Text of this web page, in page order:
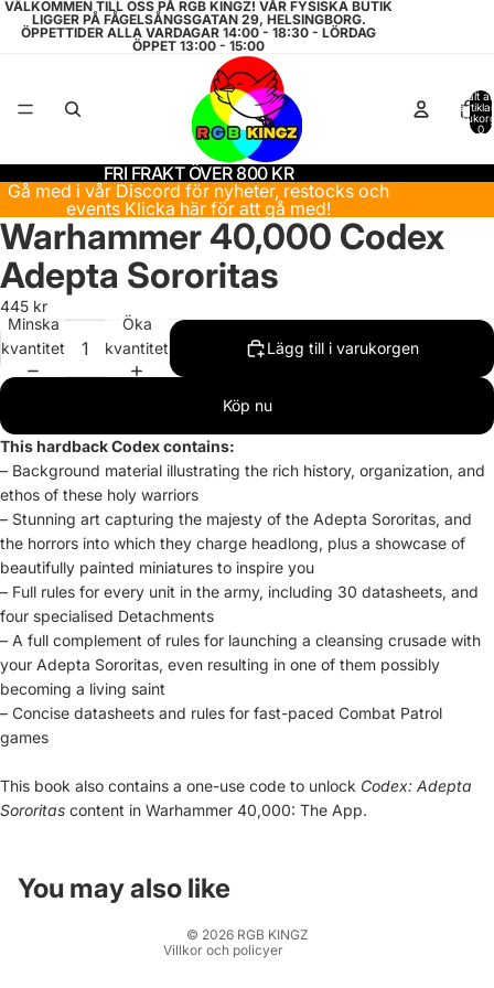
VÄLKOMMEN TILL OSS PÅ RGB KINGZ! VÅR FYSISKA BUTIK
LIGGER PÅ FÅGELSÅNGSGATAN 29, HELSINGBORG.
ÖPPETTIDER ALLA VARDAGAR 14:00 - 18:30 - LÖRDAG
ÖPPET 13:00 - 15:00
Totalt
0
FRI FRAKT ÖVER 800 KR
Gå med i vår Discord för nyheter, restocks och
events Klicka här för att gå med!
Warhammer 40,000 Codex
Adepta Sororitas
445 kr
Minska
kvantitet
Öka
kvantitet
Lägg till i varukorgen
Köp nu
This hardback Codex contains:
– Background material illustrating the rich history, organization, and
ethos of these holy warriors
– Stunning art capturing the majesty of the Adepta Sororitas, and
the horrors into which they charge headlong, plus a showcase of
beautifully painted miniatures to inspire you
– Full rules for every unit in the army, including 30 datasheets, and
four specialised Detachments
– A full complement of rules for launching a cleansing crusade with
your Adepta Sororitas, even resulting in one of them possibly
becoming a living saint
– Concise datasheets and rules for fast-paced Combat Patrol
games
This book also contains a one-use code to unlock Codex: Adepta
Sororitas content in Warhammer 40,000: The App.
You may also like
© 2026 RGB KINGZ
Villkor och policyer
Integritetspolicy
Användarvillkor
Kontaktinformation